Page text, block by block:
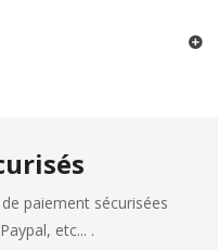
paiement sécurisées
etc... .